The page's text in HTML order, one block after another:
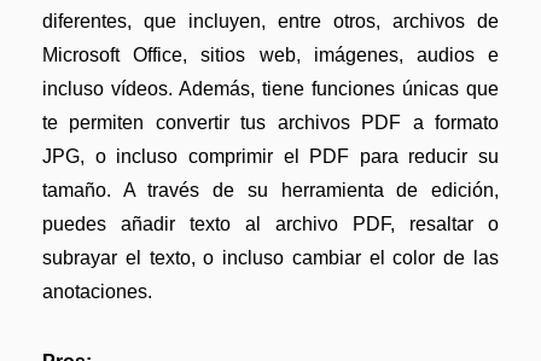
diferentes, que incluyen, entre otros, archivos de
Microsoft Office, sitios web, imágenes, audios e
incluso vídeos. Además, tiene funciones únicas que
te permiten convertir tus archivos PDF a formato
JPG, o incluso comprimir el PDF para reducir su
tamaño. A través de su herramienta de edición,
puedes añadir texto al archivo PDF, resaltar o
subrayar el texto, o incluso cambiar el color de las
anotaciones.